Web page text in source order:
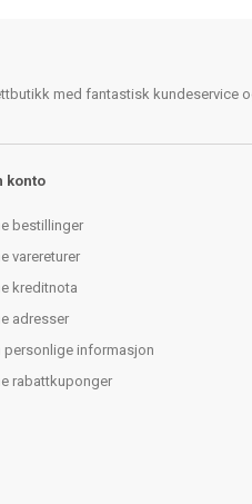
med fantastisk
konto
bestillinger
varereturer
kreditnota
adresser
personlige informasjon
rabattkuponger